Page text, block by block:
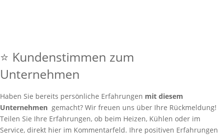
⭐ Kundenstimmen zum
Unternehmen
Haben Sie bereits persönliche Erfahrungen mit diesem
Unternehmen gemacht? Wir freuen uns über Ihre Rückmeldung!
Teilen Sie Ihre Erfahrungen, ob beim Heizen, Kühlen oder im
Service, direkt hier im Kommentarfeld. Ihre positiven Erfahrungen